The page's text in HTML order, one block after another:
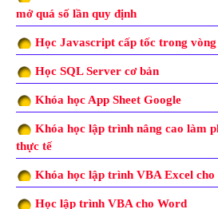
mở quá số lần quy định
Học Javascript cấp tốc trong
Học SQL Server cơ bản
Khóa học App Sheet Google
Khóa học lập trình nâng cao làm
thực tế
Khóa học lập trình VBA Excel
Học lập trình VBA cho Word